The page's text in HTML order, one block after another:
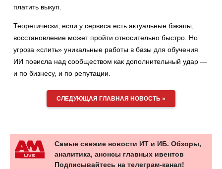
платить выкуп.
Теоретически, если у сервиса есть актуальные бэкапы,
восстановление может пройти относительно быстро. Но
угроза «слить» уникальные работы в базы для обучения
ИИ повисла над сообществом как дополнительный удар —
и по бизнесу, и по репутации.
СЛЕДУЮЩАЯ ГЛАВНАЯ НОВОСТЬ »
Самые свежие новости ИТ и ИБ. Обзоры,
аналитика, анонсы главных ивентов
Подписывайтесь на телеграм-канал!